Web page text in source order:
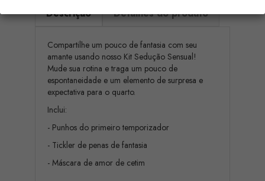
Descrição Detalhes do produto
Compartilhe um pouco de fantasia com seu
amante usando nosso Kit Sedução Sensual!
Mude sua rotina e traga um pouco de
espontaneidade e um elemento de surpresa e
expectativa para o quarto.
Inclui:
- Punhos do primeiro temporizador
- Tickler de penas de fantasia
- Máscara de amor de cetim